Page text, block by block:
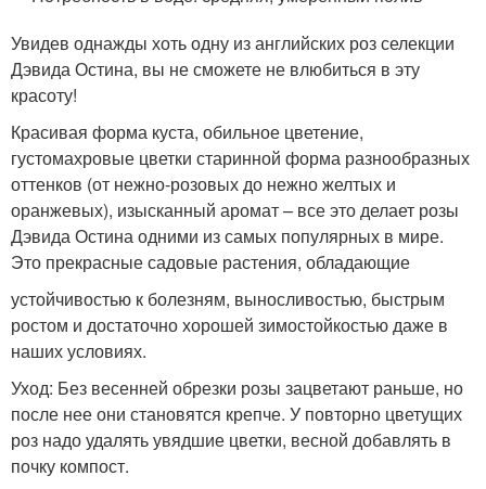
Увидев однажды хоть одну из английских роз селекции
Дэвида Остина, вы не сможете не влюбиться в эту
красоту!
Красивая форма куста, обильное цветение,
густомахровые цветки старинной форма разнообразных
оттенков (от нежно-розовых до нежно желтых и
оранжевых), изысканный аромат – все это делает розы
Дэвида Остина одними из самых популярных в мире.
Это прекрасные садовые растения, обладающие
устойчивостью к болезням, выносливостью, быстрым
ростом и достаточно хорошей зимостойкостью даже в
наших условиях.
Уход: Без весенней обрезки розы зацветают раньше, но
после нее они становятся крепче. У повторно цветущих
роз надо удалять увядшие цветки, весной добавлять в
почку компост.